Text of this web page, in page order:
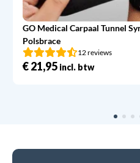
GO Medical Carpaal Tunnel
Polsbrace
12 reviews
€21,95 incl. btw